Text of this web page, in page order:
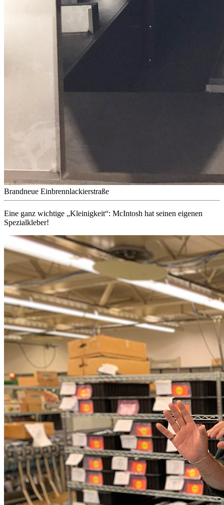
Brandneue Einbrennlackierstraße
Eine ganz wichtige „Kleinigkeit“: McIntosh hat seinen eigenen
Spezialkleber!